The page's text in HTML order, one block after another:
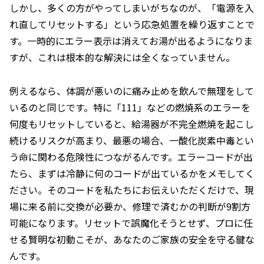
しかし、多くの方がやってしまいがちなのが、「電源を入
れ直してリセットする」という応急処置を繰り返すことで
す。一時的にエラー表示は消えてお湯が出るようになりま
すが、これは根本的な解決には全くなっていません。
例えるなら、体調が悪いのに痛み止めを飲んで無理をして
いるのと同じです。特に「111」などの燃焼系のエラーを
何度もリセットしていると、給湯器が不完全燃焼を起こし
続けるリスクが高まり、最悪の場合、一酸化炭素中毒とい
う命に関わる危険性につながるんです。エラーコードが出
たら、まずは冷静に何のコードが出ているかをメモしてく
ださい。そのコードを私たちにお伝えいただくだけで、現
場に来る前に交換が必要か、修理で済むかの判断が9割方
可能になります。リセットで誤魔化そうとせず、プロに任
せる賢明な初動こそが、あなたのご家族の安全を守る鍵な
んです。